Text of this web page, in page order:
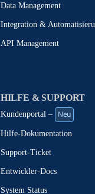
Data Management
Integration &
API Management
HILFE & SUPPORT
Kundenportal – Neu
Hilfe-Dokumentation
Support-Ticket
Entwickler-Docs
System Status